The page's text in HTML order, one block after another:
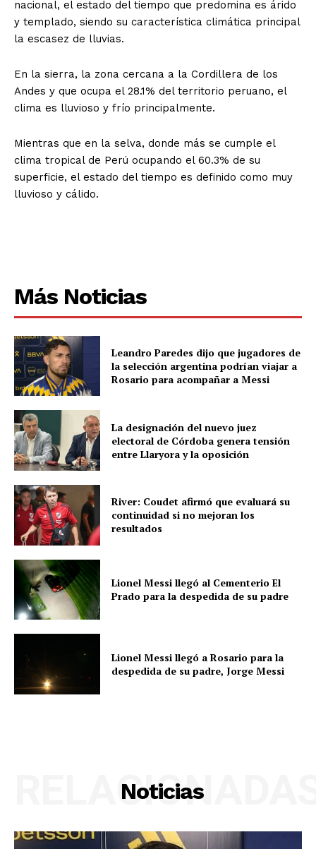
nacional, el estado del tiempo que predomina es árido
y templado, siendo su característica climática principal
la escasez de lluvias.
En la sierra, la zona cercana a la Cordillera de los
Andes y que ocupa el 28.1% del territorio peruano, el
clima es lluvioso y frío principalmente.
Mientras que en la selva, donde más se cumple el
clima tropical de Perú ocupando el 60.3% de su
superficie, el estado del tiempo es definido como muy
lluvioso y cálido.
Más Noticias
Leandro Paredes dijo que jugadores de
la selección argentina podrían viajar a
Rosario para acompañar a Messi
La designación del nuevo juez
electoral de Córdoba genera tensión
entre Llaryora y la oposición
River: Coudet afirmó que evaluará su
continuidad si no mejoran los
resultados
Lionel Messi llegó al Cementerio El
Prado para la despedida de su padre
Lionel Messi llegó a Rosario para la
despedida de su padre, Jorge Messi
Noticias